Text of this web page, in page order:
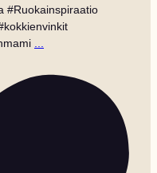
#Ruokainspiraatio